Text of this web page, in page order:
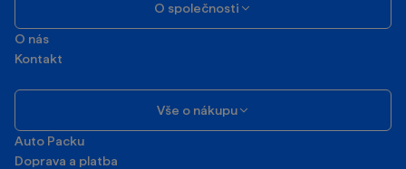
O společnosti
O nás
Kontakt
Vše o nákupu
Auto Packu
Doprava a platba